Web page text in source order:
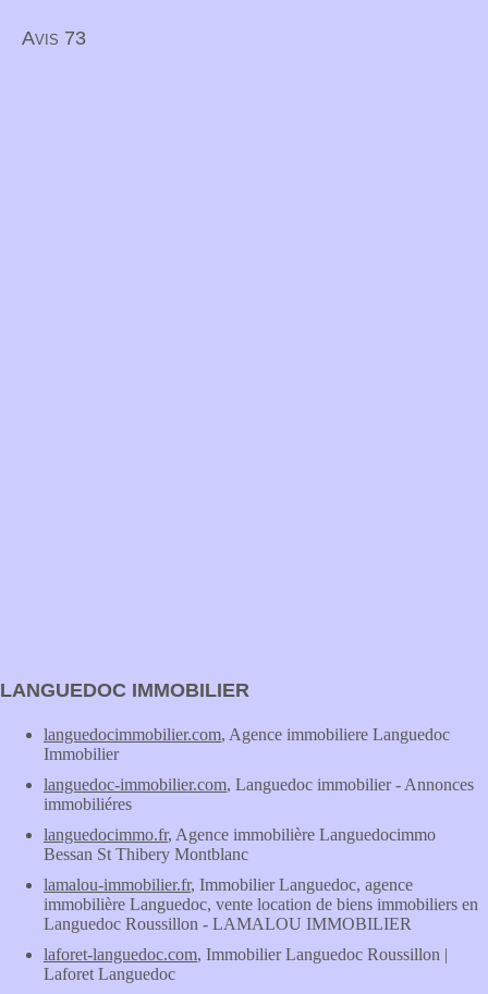
Avis 73
LANGUEDOC IMMOBILIER
languedocimmobilier.com, Agence immobiliere Languedoc
Immobilier
languedoc-immobilier.com, Languedoc immobilier - Annonces
immobiliéres
languedocimmo.fr, Agence immobilière Languedocimmo
Bessan St Thibery Montblanc
lamalou-immobilier.fr, Immobilier Languedoc, agence
immobilière Languedoc, vente location de biens immobiliers en
Languedoc Roussillon - LAMALOU IMMOBILIER
laforet-languedoc.com, Immobilier Languedoc Roussillon |
Laforet Languedoc